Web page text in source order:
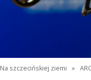
Na szczecińskiej ziemi »